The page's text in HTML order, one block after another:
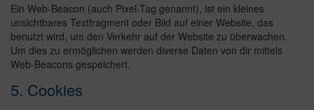
Ein Web-Beacon (auch Pixel-Tag genannt), ist ein kleines
unsichtbares Textfragment oder Bild auf einer Website, das
benutzt wird, um den Verkehr auf der Website zu überwachen.
Um dies zu ermöglichen werden diverse Daten von dir mittels
Web-Beacons gespeichert.
5. Cookies